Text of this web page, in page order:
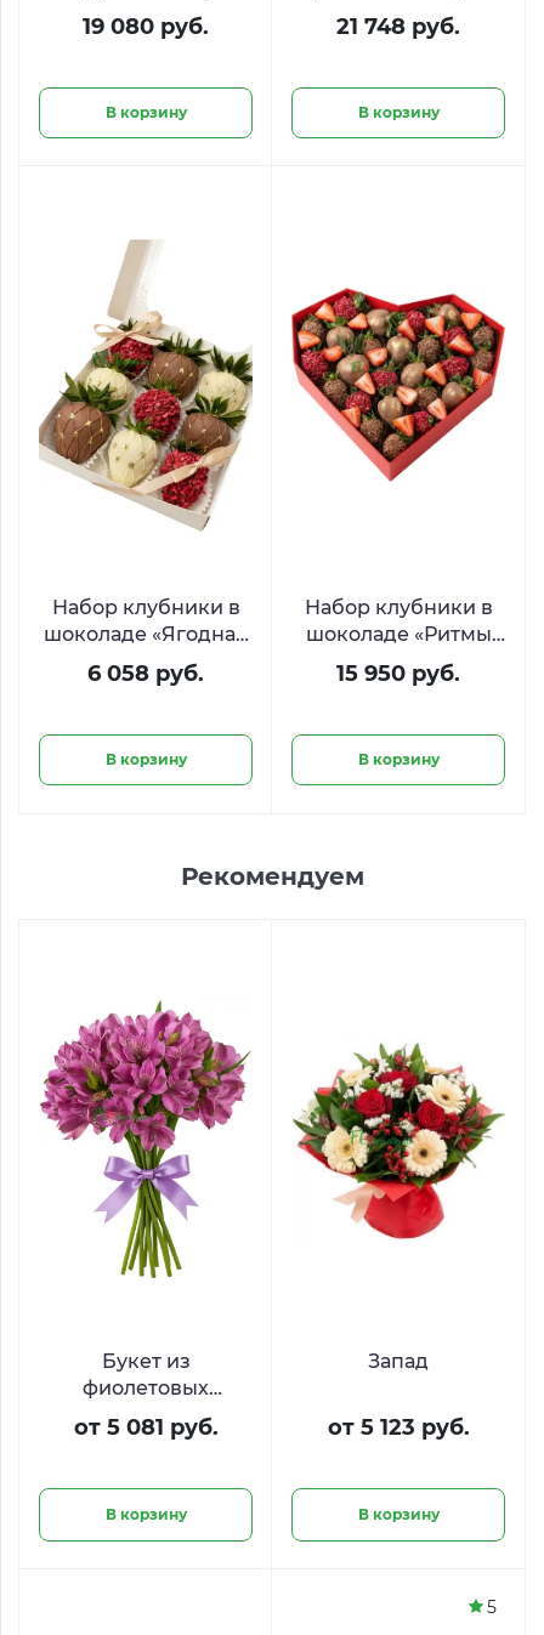
«Стильный юбилей
20 лет»
19 080 руб.
В корзину
«Сладкий джаз»
21 748 руб.
В корзину
Набор клубники в
шоколаде «Ягодная
нежность»
6 058 руб.
В корзину
Набор клубники в
шоколаде «Ритмы
сердца»
15 950 руб.
В корзину
Рекомендуем
Букет из
фиолетовых
альстромерий
«Космос»
от 5 081 руб.
В корзину
Запад
от 5 123 руб.
В корзину
5